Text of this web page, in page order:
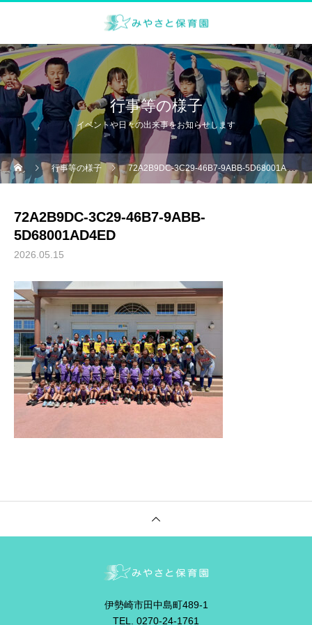
行事等の様子
イベントや日々の出来事をお知らせします
行事等の様子 72A2B9DC-3C29-46B7-9ABB-5D68001AD4ED
72A2B9DC-3C29-46B7-9ABB-
5D68001AD4ED
2026.05.15
伊勢崎市田中島町489-1
TEL. 0270-24-1761